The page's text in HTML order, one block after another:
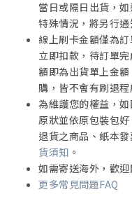
當日或隔日出貨，
特殊情況，將另行
線上刷卡金額僅為
立即扣款，待訂單
額即為出貨單上金
購，皆不會有刷退程
為維護您的權益，
原狀並依原包裝包
退貨之商品、紙本
貨須知 。
如需寄送海外，歡迎
更多常見問題FAQ